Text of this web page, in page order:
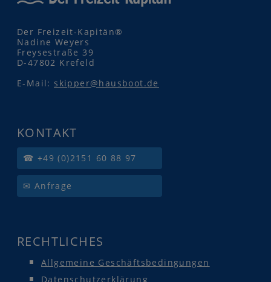
Der Freizeit-Kapitän®
Nadine Weyers
Freysestraße 39
D-47802 Krefeld
E-Mail: skipper@hausboot.de
KONTAKT
☎ +49 (0)2151 60 88 97
✉ Anfrage
RECHTLICHES
Allgemeine Geschäftsbedingungen
Datenschutzerklärung